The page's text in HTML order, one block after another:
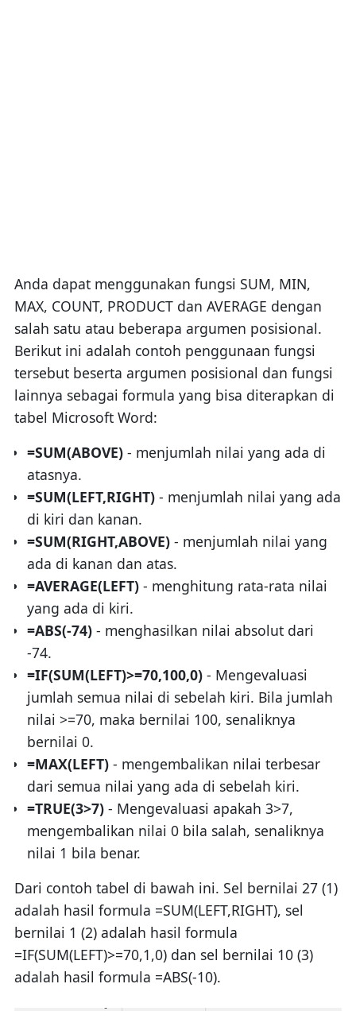
Anda dapat menggunakan fungsi SUM, MIN,
MAX, COUNT, PRODUCT dan AVERAGE dengan
salah satu atau beberapa argumen posisional.
Berikut ini adalah contoh penggunaan fungsi
tersebut beserta argumen posisional dan fungsi
lainnya sebagai formula yang bisa diterapkan di
tabel Microsoft Word:
=SUM(ABOVE)- menjumlah nilai yang ada di
atasnya.
=SUM(LEFT,RIGHT)- menjumlah nilai yang ada
di kiri dan kanan.
=SUM(RIGHT,ABOVE)- menjumlah nilai yang
ada di kanan dan atas.
=AVERAGE(LEFT)- menghitung rata-rata nilai
yang ada di kiri.
=ABS(-74)- menghasilkan nilai absolut dari
-74.
=IF(SUM(LEFT)>=70,100,0)- Mengevaluasi
jumlah semua nilai di sebelah kiri. Bila jumlah
nilai >=70, maka bernilai 100, senaliknya
bernilai 0.
=MAX(LEFT)- mengembalikan nilai terbesar
dari semua nilai yang ada di sebelah kiri.
=TRUE(3>7)- Mengevaluasi apakah 3>7,
mengembalikan nilai 0 bila salah, senaliknya
nilai 1 bila benar.
Dari contoh tabel di bawah ini. Sel bernilai 27 (1)
adalah hasil formula =SUM(LEFT,RIGHT), sel
bernilai 1 (2) adalah hasil formula
=IF(SUM(LEFT)>=70,1,0) dan sel bernilai 10 (3)
adalah hasil formula =ABS(-10).